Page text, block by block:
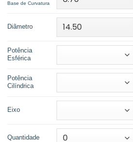
Base de Curvatura
Diãmetro
Potência
Esférica
Potência
Cilíndrica
Eixo
Quantidade